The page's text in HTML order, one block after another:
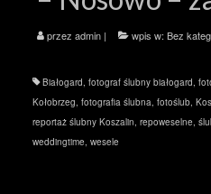
przez admin | wpis w: Bez
Białogard, fotograf ślubny białogard,
Kołobrzeg, fotografia ślubna, fotoślub,
reportaż ślubny Koszalin, repoweselne,
weddingtime, wesele